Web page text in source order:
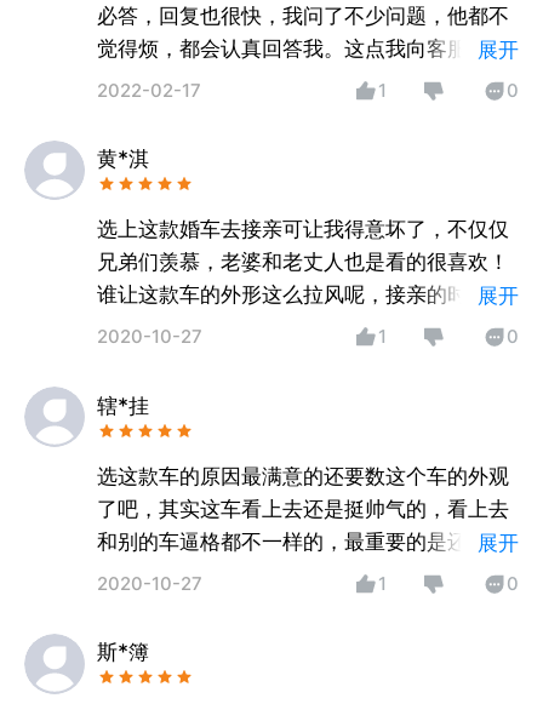
必答，回复也很快，我问了不少问题，他都不
觉得烦，都会认真回答我。这点我向客服表示
由衷的敬意，这样的好客服可不多。再说
展开
2022-02-17 1 0
黄*淇
选上这款婚车去接亲可让我得意坏了，不仅仅
兄弟们羡慕，老婆和老丈人也是看的很喜欢！
谁让这款车的外形这么拉风呢，接亲的时候开
在街上，回头率超高！而且坐的也很舒服，及
簸，完美！
展开
2020-10-27 1 0
辖*挂
选这款车的原因最满意的还要数这个车的外观
了吧，其实这车看上去还是挺帅气的，看上去
和别的车逼格都不一样的，最重要的是还不
贵，简直就是婚车性价比之王！
展开
2020-10-27 1 0
斯*簿